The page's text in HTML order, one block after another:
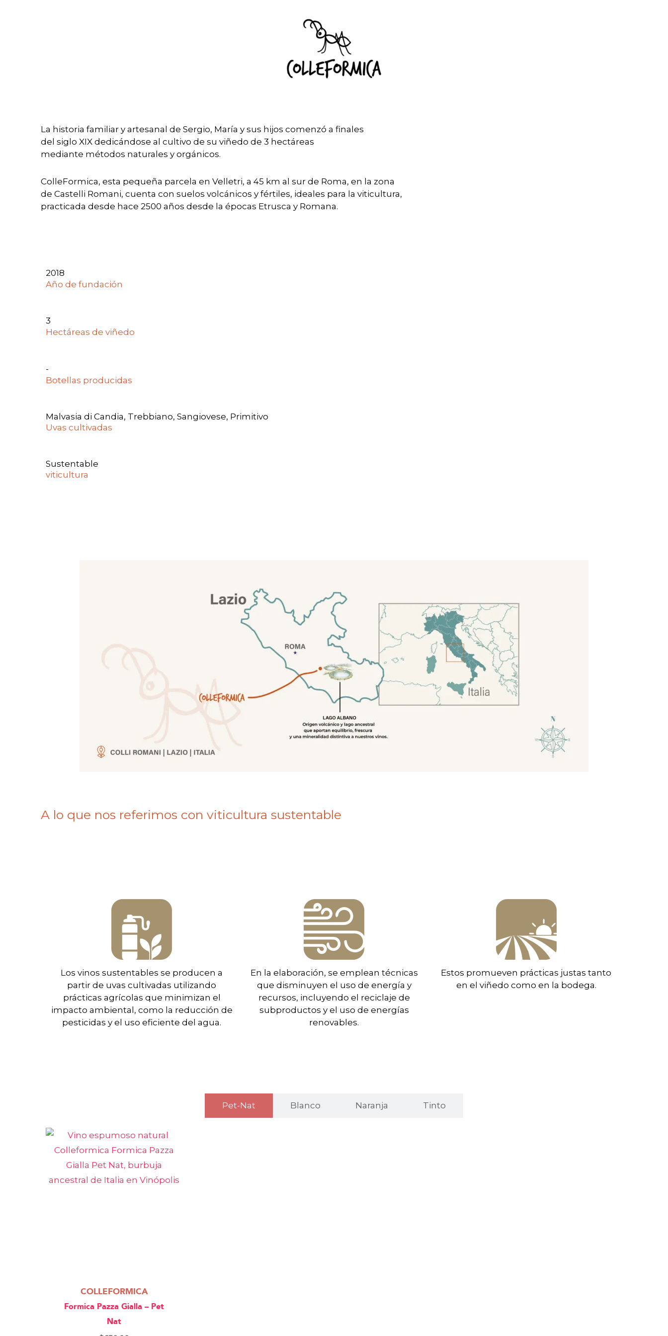
La historia familiar y artesanal de Sergio, María y sus hijos comenzó a finales
del siglo XIX dedicándose al cultivo de su viñedo de 3 hectáreas
mediante métodos naturales y orgánicos.
ColleFormica, esta pequeña parcela en Velletri, a 45 km al sur de Roma, en la zona
de Castelli Romani, cuenta con suelos volcánicos y fértiles, ideales para la viticultura,
practicada desde hace 2500 años desde la épocas Etrusca y Romana.
2018
Año de fundación
3
Hectáreas de viñedo
-
Botellas producidas
Malvasia di Candia, Trebbiano, Sangiovese, Primitivo
Uvas cultivadas
Sustentable
viticultura
A lo que nos referimos con viticultura sustentable
Los vinos sustentables se producen a
partir de uvas cultivadas utilizando
prácticas agrícolas que minimizan el
impacto ambiental, como la reducción de
pesticidas y el uso eficiente del agua.
En la elaboración, se emplean técnicas
que disminuyen el uso de energía y
recursos, incluyendo el reciclaje de
subproductos y el uso de energías
renovables.
Estos promueven prácticas justas tanto
en el viñedo como en la bodega.
Pet-Nat Blanco Naranja Tinto
COLLEFORMICA
Formica Pazza Gialla – Pet
Nat